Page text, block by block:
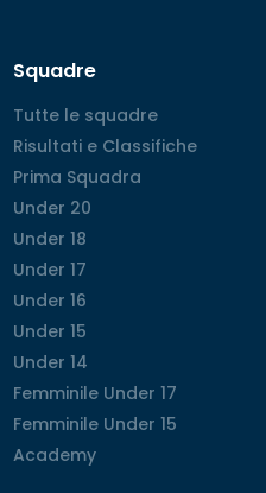
Squadre
Tutte le squadre
Tutte le squadre
Risultati e Classifiche
Risultati e Classifiche
Prima Squadra
Prima Squadra
Under 20
Under 20
Under 18
Under 18
Under 17
Under 17
Under 16
Under 16
Under 15
Under 15
Under 14
Under 14
Femminile Under 17
Femminile Under 17
Femminile Under 15
Femminile Under 15
Academy
Academy